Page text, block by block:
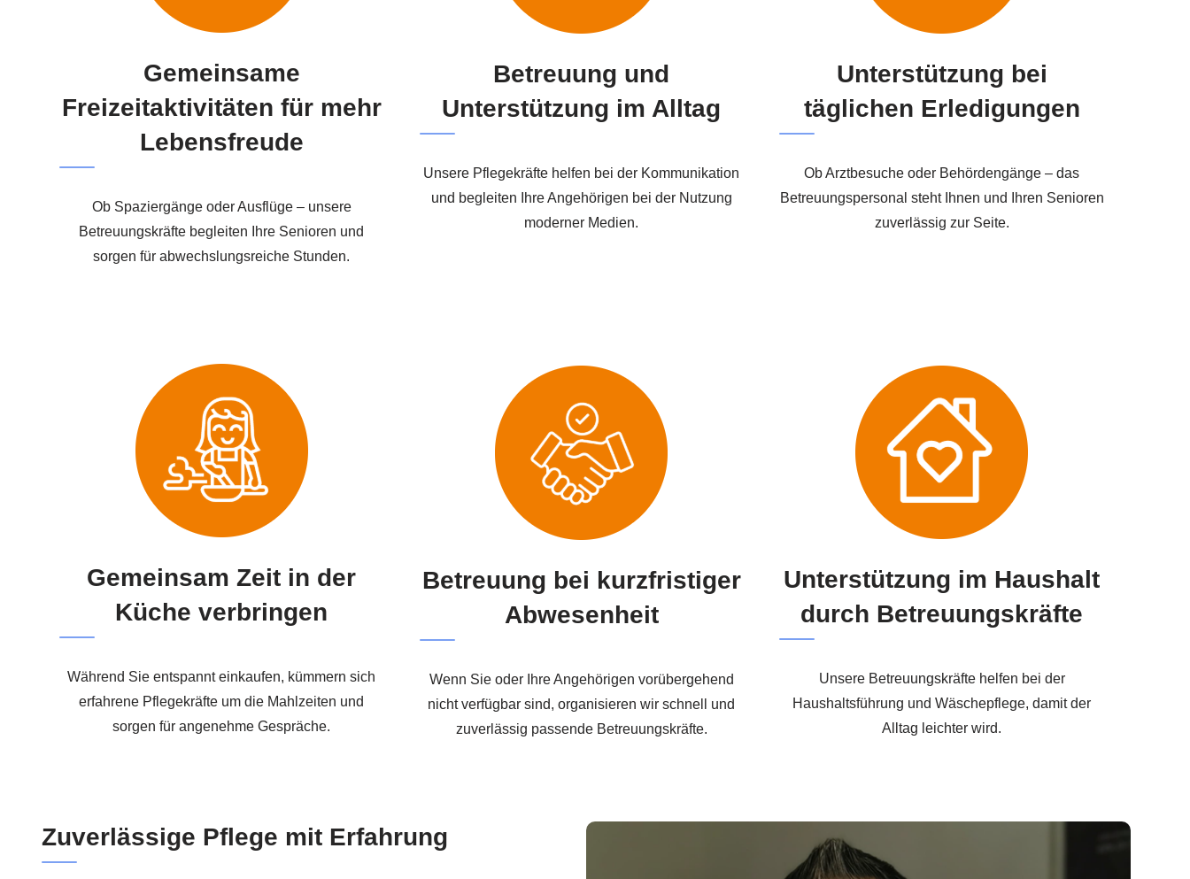
Gemeinsame
Freizeitaktivitäten für mehr
Lebensfreude
Ob Spaziergänge oder Ausflüge – unsere
Betreuungskräfte begleiten Ihre Senioren und
sorgen für abwechslungsreiche Stunden.
Betreuung und
Unterstützung im Alltag
Unsere Pflegekräfte helfen bei der Kommunikation
und begleiten Ihre Angehörigen bei der Nutzung
moderner Medien.
Unterstützung bei
täglichen Erledigungen
Ob Arztbesuche oder Behördengänge – das
Betreuungspersonal steht Ihnen und Ihren Senioren
zuverlässig zur Seite.
Gemeinsam Zeit in der
Küche verbringen
Während Sie entspannt einkaufen, kümmern sich
erfahrene Pflegekräfte um die Mahlzeiten und
sorgen für angenehme Gespräche.
Betreuung bei kurzfristiger
Abwesenheit
Wenn Sie oder Ihre Angehörigen vorübergehend
nicht verfügbar sind, organisieren wir schnell und
zuverlässig passende Betreuungskräfte.
Unterstützung im Haushalt
durch Betreuungskräfte
Unsere Betreuungskräfte helfen bei der
Haushaltsführung und Wäschepflege, damit der
Alltag leichter wird.
Zuverlässige Pflege mit Erfahrung